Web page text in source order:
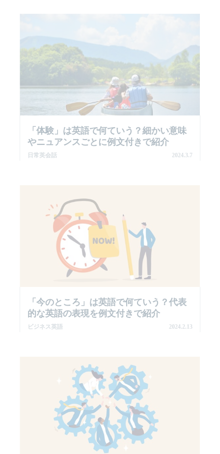
「体験」は英語で何ていう？細かい意味
やニュアンスごとに例文付きで紹介
日常英会話 2024.3.7
「今のところ」は英語で何ていう？代表
的な英語の表現を例文付きで紹介
ビジネス英語 2024.2.13